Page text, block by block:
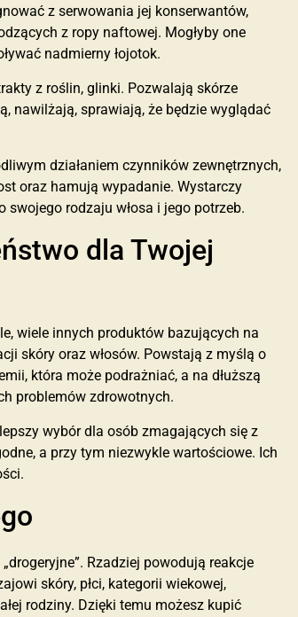
z serwowania jej konserwantów,
z ropy naftowej. Mogłyby one
nadmierny łojotok.
z roślin, glinki. Pozwalają skórze
nawilżają, sprawiają, że będzie wyglądać
działaniem czynników zewnętrznych,
oraz hamują wypadanie. Wystarczy
swojego rodzaju włosa i jego potrzeb.
dla Twojej
wiele innych produktów bazujących na
skóry oraz włosów. Powstają z myślą o
która może podrażniać, a na dłuższą
problemów zdrowotnych.
wybór dla osób zmagających się z
a przy tym niezwykle wartościowe. Ich
Rzadziej powodują reakcje
skóry, płci, kategorii wiekowej,
rodziny. Dzięki temu możesz kupić